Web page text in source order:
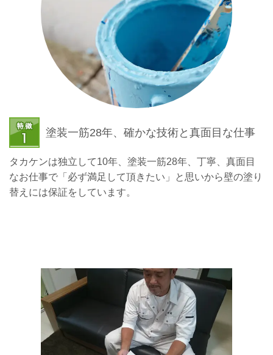
塗装一筋28年、確かな技術と真面目な仕事
タカケンは独立して10年、塗装一筋28年、丁寧、真面目
なお仕事で「必ず満足して頂きたい」と思いから壁の塗り
替えには保証をしています。